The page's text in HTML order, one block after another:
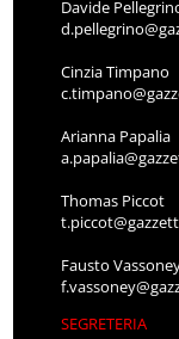
Davide
Cinzia Timpano
Arianna Papalia
Thomas Piccot
Fausto
SEGRETERIA